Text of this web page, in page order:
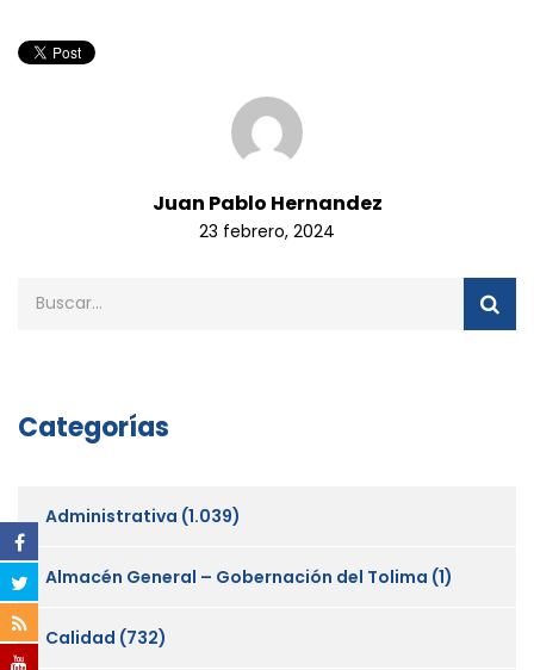
Juan Pablo Hernandez
23 febrero, 2024
Categorías
Administrativa (1.039)
Almacén General – Gobernación del Tolima (1)
Calidad (732)